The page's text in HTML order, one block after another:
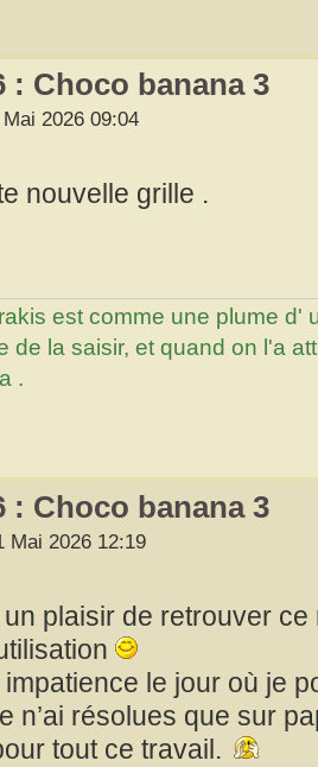
: Choco banana 3
2026 09:04
nouvelle grille .
est comme une plume d'
de la saisir, et quand on l'a
.
: Choco banana 3
Mai 2026 12:19
un plaisir de retrouver
impatience le jour où je
n’ai résolues que sur
tout ce travail.